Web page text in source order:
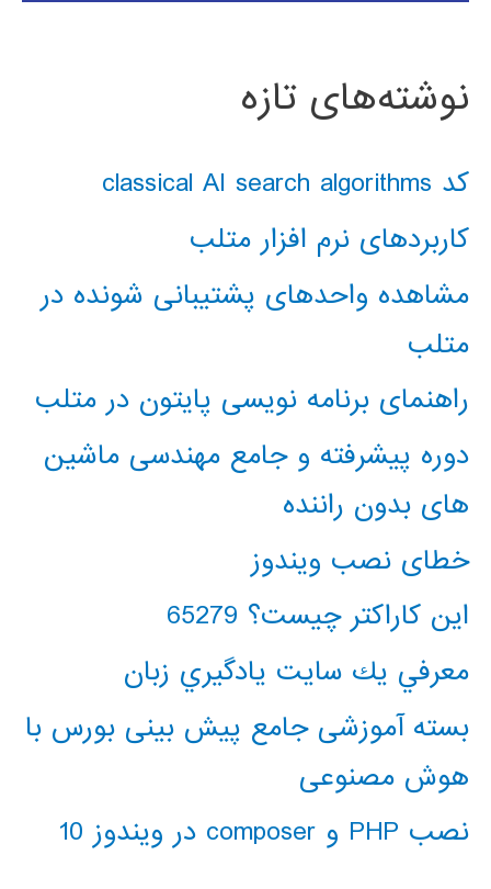
نوشته‌های تازه
کد classical AI search algorithms
کاربردهای نرم افزار متلب
مشاهده واحدهای پشتیبانی شونده در
متلب
راهنمای برنامه نویسی پایتون در متلب
دوره پیشرفته و جامع مهندسی ماشین
های بدون راننده
خطای نصب ویندوز
این کاراکتر چیست؟ 65279
معرفي يك سايت يادگيري زبان
بسته آموزشی جامع پیش بینی بورس با
هوش مصنوعی
نصب PHP و composer در ویندوز 10